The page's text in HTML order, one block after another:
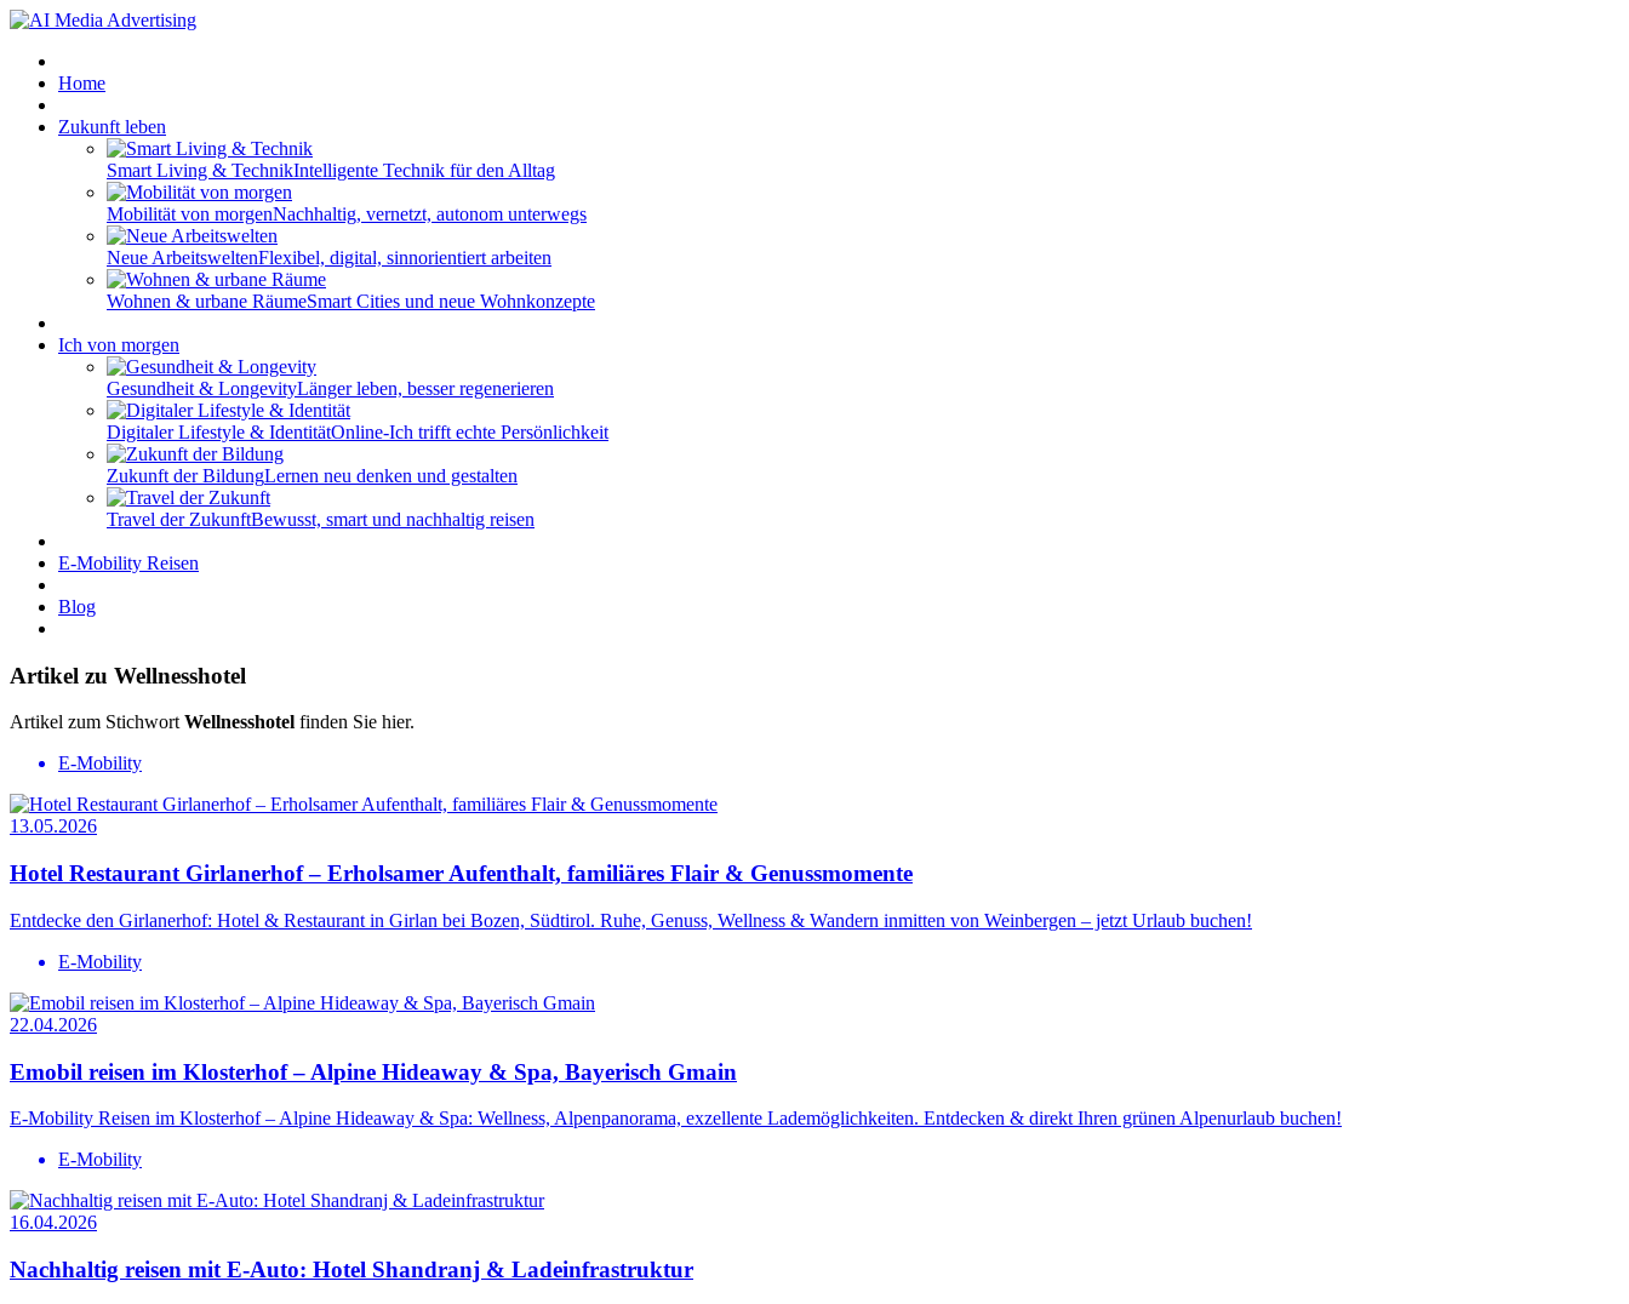
Home
Zukunft leben
Smart Living & TechnikIntelligente Technik für den Alltag
Mobilität von morgenNachhaltig, vernetzt, autonom unterwegs
Neue ArbeitsweltenFlexibel, digital, sinnorientiert arbeiten
Wohnen & urbane RäumeSmart Cities und neue Wohnkonzepte
Ich von morgen
Gesundheit & LongevityLänger leben, besser regenerieren
Digitaler Lifestyle & IdentitätOnline-Ich trifft echte Persönlichkeit
Zukunft der BildungLernen neu denken und gestalten
Travel der ZukunftBewusst, smart und nachhaltig reisen
E-Mobility Reisen
Blog
Artikel zu Wellnesshotel
Artikel zum StichwortWellnesshotel finden Sie hier.
E-Mobility
13.05.2026
Hotel Restaurant Girlanerhof – Erholsamer Aufenthalt, familiäres Flair & Genussmomente
Entdecke den Girlanerhof: Hotel & Restaurant in Girlan bei Bozen, Südtirol. Ruhe, Genuss, Wellness & Wandern inmitten von Weinbergen – jetzt Urlaub buchen!
E-Mobility
22.04.2026
Emobil reisen im Klosterhof – Alpine Hideaway & Spa, Bayerisch Gmain
E-Mobility Reisen im Klosterhof – Alpine Hideaway & Spa: Wellness, Alpenpanorama, exzellente Lademöglichkeiten. Entdecken & direkt Ihren grünen Alpenurlaub buchen!
E-Mobility
16.04.2026
Nachhaltig reisen mit E-Auto: Hotel Shandranj & Ladeinfrastruktur